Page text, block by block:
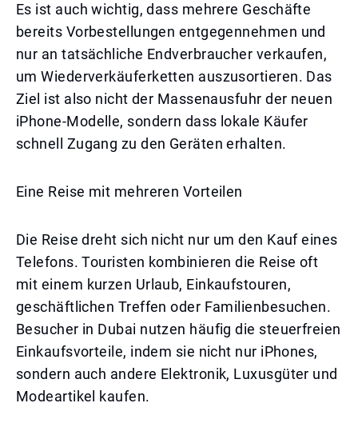
Es ist auch wichtig, dass mehrere Geschäfte
bereits Vorbestellungen entgegennehmen und
nur an tatsächliche Endverbraucher verkaufen,
um Wiederverkäuferketten auszusortieren. Das
Ziel ist also nicht der Massenausfuhr der neuen
iPhone-Modelle, sondern dass lokale Käufer
schnell Zugang zu den Geräten erhalten.
Eine Reise mit mehreren Vorteilen
Die Reise dreht sich nicht nur um den Kauf eines
Telefons. Touristen kombinieren die Reise oft
mit einem kurzen Urlaub, Einkaufstouren,
geschäftlichen Treffen oder Familienbesuchen.
Besucher in Dubai nutzen häufig die steuerfreien
Einkaufsvorteile, indem sie nicht nur iPhones,
sondern auch andere Elektronik, Luxusgüter und
Modeartikel kaufen.